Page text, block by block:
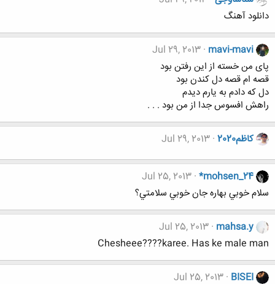
دانلود آهنگ
mavi-mavi
Jul 29, 2013
پای من خسته از این رفتن بود
قصه ام قصه دل کندن بود
دل که دادم به یارم دیدم
راهش افسوس جدا از من بود . . .
کاظم2020 Jul 29, 2013
*mohsen_24
Jul 25, 2013
سلام خوبي بهاره جان خوبي سلامتي؟
mahsa.y
Jul 25, 2013
Chesheee????karee. Has ke male man
BISEI
Jul 25, 2013